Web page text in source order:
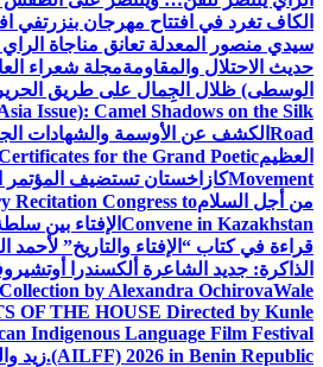
الكاف تغرد في افتتاح مهرجان بنزرتفي
سيدي منصور المعدلة تعانق مناجاة
حديث الاحتلال والمقاومةمجلة شعراء
الوسطى) ظلال الجِمال على طريق الحرير
Issue): Camel Shadows on the Silk
Road الكشف عن الأوسمة والشهادات
العظيمfor the Grand Poetic
Movementكازاخستان تستضيف المؤتمر
من أجل السلامRecitation Congress to
Convene in Kazakhstan الإفتاء بين
قراءة في كتاب “الإفتاء والتاريخ” لأحمد
الذاكرة: جديد الشاعرة ألكسندرا
by Alexandra OchirovaWale
OF THE HOUSE Directed by Kunle
Indigenous Language Film Festival
(AILFF) 2026 in Benin Republic. زيد